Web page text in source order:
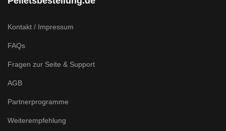
Kontakt / Impressum
FAQs
Fragen zur Seite & Support
AGB
Partnerprogramme
Weiterempfehlung